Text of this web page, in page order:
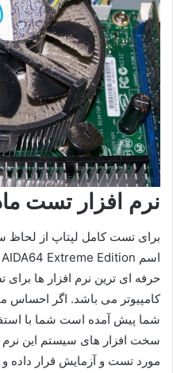
نرم افزار تست
حرفه ای ترین نرم افزار ها
کامپیوتر می باشد. اگر احساس
شما پیش آمده است شما با
سخت افزار های سیستم این نرم
مورد تست و آزمایش قرار داده